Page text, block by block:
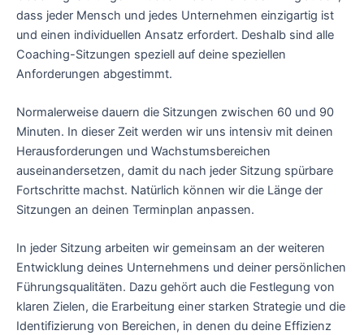
dass jeder Mensch und jedes Unternehmen einzigartig ist
und einen individuellen Ansatz erfordert. Deshalb sind alle
Coaching-Sitzungen speziell auf deine speziellen
Anforderungen abgestimmt.
Normalerweise dauern die Sitzungen zwischen 60 und 90
Minuten. In dieser Zeit werden wir uns intensiv mit deinen
Herausforderungen und Wachstumsbereichen
auseinandersetzen, damit du nach jeder Sitzung spürbare
Fortschritte machst. Natürlich können wir die Länge der
Sitzungen an deinen Terminplan anpassen.
In jeder Sitzung arbeiten wir gemeinsam an der weiteren
Entwicklung deines Unternehmens und deiner persönlichen
Führungsqualitäten. Dazu gehört auch die Festlegung von
klaren Zielen, die Erarbeitung einer starken Strategie und die
Identifizierung von Bereichen, in denen du deine Effizienz